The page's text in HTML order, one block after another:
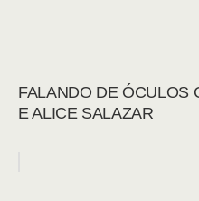
FALANDO DE ÓCULOS
E ALICE SALAZAR